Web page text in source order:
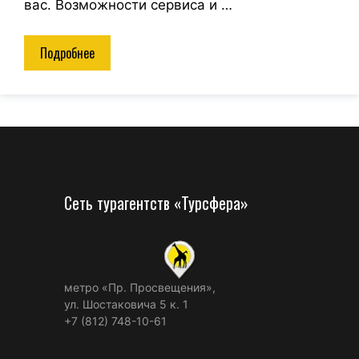
вас. Возможности сервиса и …
Подробнее
Сеть турагентств «Турсфера»
метро «Пр. Просвещения»,
ул. Шостаковича 5 к. 1
+7 (812) 748-10-61